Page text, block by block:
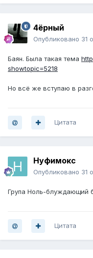
4ёрный
Опубликовано 31
Баян. Была такая тема
showtopic=5218
Но всё же вступаю в
Цитата
Нуфимокс
Опубликовано 31
Група Ноль-блуждающий
Цитата